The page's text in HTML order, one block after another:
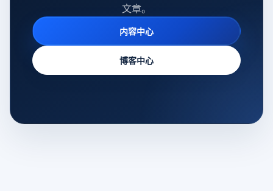
文章。
内容中心
博客中心